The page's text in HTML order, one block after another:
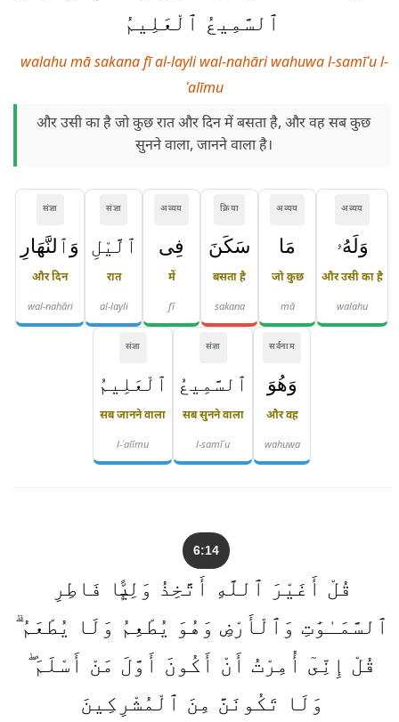
ٱلسَّمِيعُ ٱلْعَلِيمُ
walahu mā sakana fī al-layli wal-nahāri wahuwa l-samīʿu l-
ʿalīmu
और उसी का है जो कुछ रात और दिन में बसता है, और वह सब कुछ
सुनने वाला, जानने वाला है।
अव्यय
وَلَهُۥ
और उसी का है
walahu
अव्यय
مَا
जो कुछ
mā
क्रिया
سَكَنَ
बसता है
sakana
अव्यय
فِى
में
fī
संज्ञा
ٱلَّيْلِ
रात
al-layli
संज्ञा
وَٱلنَّهَارِ
और दिन
wal-nahāri
सर्वनाम
وَهُوَ
और वह
wahuwa
संज्ञा
ٱلسَّمِيعُ
सब सुनने वाला
l-samīʿu
संज्ञा
ٱلْعَلِيمُ
सब जानने वाला
l-ʿalīmu
6:14
قُلْ أَغَيْرَ ٱللَّهِ أَتَّخِذُ وَلِيًّۭا فَاطِرِ
ٱلسَّمَـٰوَٰتِ وَٱلْأَرْضِ وَهُوَ يُطْعِمُ وَلَا يُطْعَمُ ۗ
قُلْ إِنِّىٓ أُمِرْتُ أَنْ أَكُونَ أَوَّلَ مَنْ أَسْلَمَ ۖ
وَلَا تَكُونَنَّ مِنَ ٱلْمُشْرِكِينَ